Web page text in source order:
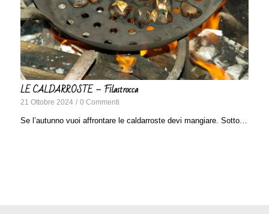
LE CALDARROSTE – Filastrocca
21 Ottobre 2024 / 0 Commenti
Se l’autunno vuoi affrontare le caldarroste devi mangiare. Sotto…